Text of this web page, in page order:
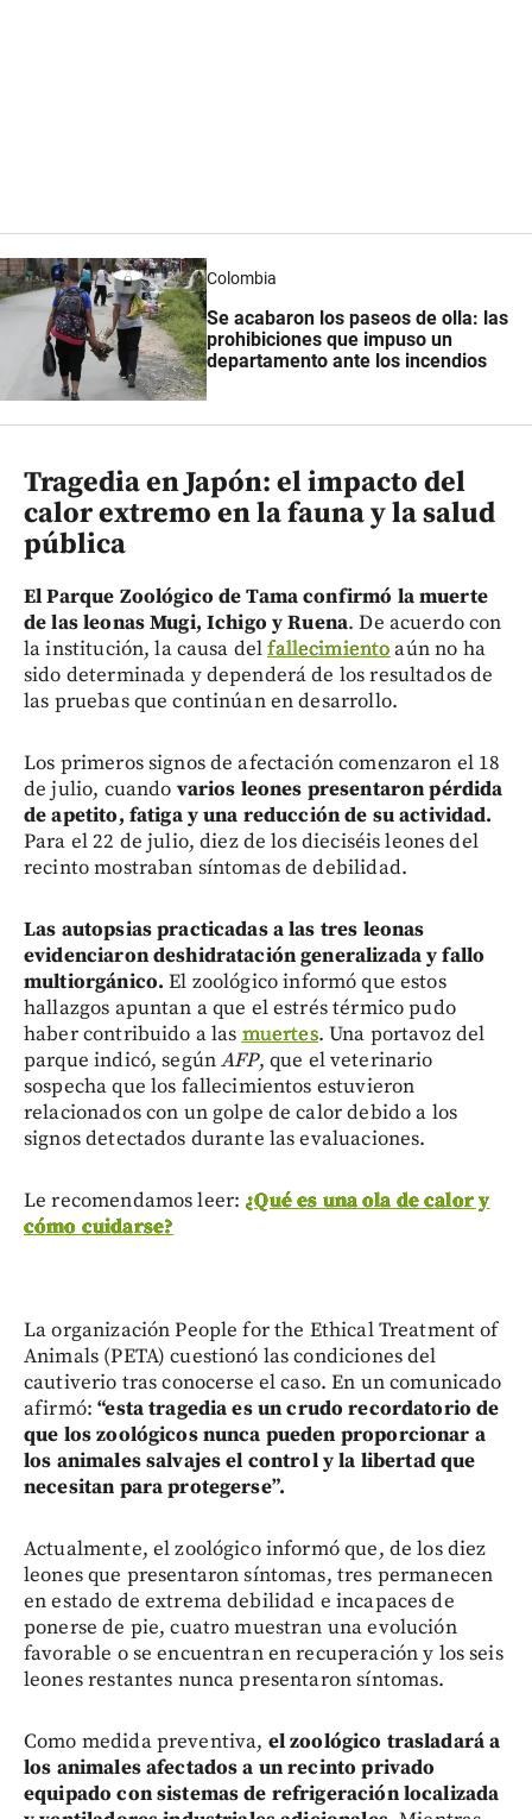
Colombia
Se acabaron los paseos de olla: las
prohibiciones que impuso un
departamento ante los incendios
Tragedia en Japón: el impacto del
calor extremo en la fauna y la salud
pública
El Parque Zoológico de Tama confirmó la muerte
de las leonas Mugi, Ichigo y Ruena. De acuerdo con
la institución, la causa delfallecimientoaún no ha
sido determinada y dependerá de los resultados de
las pruebas que continúan en desarrollo.
Los primeros signos de afectación comenzaron el 18
de julio, cuando varios leones presentaron pérdida
de apetito, fatiga y una reducción de su actividad.
Para el 22 de julio, diez de los dieciséis leones del
recinto mostraban síntomas de debilidad.
Las autopsias practicadas a las tres leonas
evidenciaron deshidratación generalizada y fallo
multiorgánico. El zoológico informó que estos
hallazgos apuntan a que el estrés térmico pudo
haber contribuido a las muertes. Una portavoz del
parque indicó, segúnAFP, que el veterinario
sospecha que los fallecimientos estuvieron
relacionados con un golpe de calor debido a los
signos detectados durante las evaluaciones.
Le recomendamos leer: ¿Qué es una ola de calor y
cómo cuidarse?
La organización People for the Ethical Treatment of
Animals (PETA) cuestionó las condiciones del
cautiverio tras conocerse el caso. En un comunicado
afirmó:“esta tragedia es un crudo recordatorio de
que los zoológicos nunca pueden proporcionar a
los animales salvajes el control y la libertad que
necesitan para protegerse”.
Actualmente, el zoológico informó que, de los diez
leones que presentaron síntomas, tres permanecen
en estado de extrema debilidad e incapaces de
ponerse de pie, cuatro muestran una evolución
favorable o se encuentran en recuperación y los seis
leones restantes nunca presentaron síntomas.
Como medida preventiva, el zoológico trasladará a
los animales afectados a un recinto privado
equipado con sistemas de refrigeración localizada